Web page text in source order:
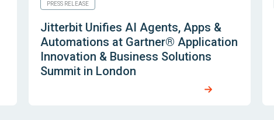
PRESS RELEASE
Jitterbit Unifies AI Agents, Apps &
Automations at Gartner® Application
Innovation & Business Solutions
Summit in London